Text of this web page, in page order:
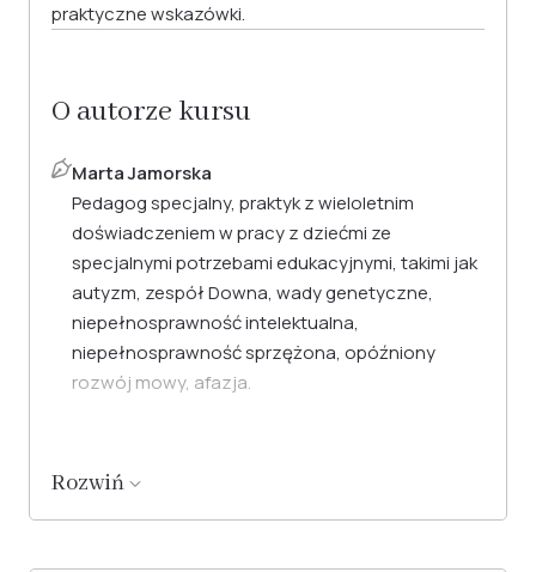
praktyczne wskazówki.
O autorze kursu
Marta Jamorska
Pedagog specjalny, praktyk z wieloletnim
doświadczeniem w pracy z dziećmi ze
specjalnymi potrzebami edukacyjnymi, takimi jak
autyzm, zespół Downa, wady genetyczne,
niepełnosprawność intelektualna,
niepełnosprawność sprzężona, opóźniony
rozwój mowy, afazja.
Rozwiń